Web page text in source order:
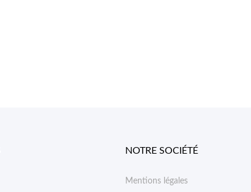
NOTRE SOCIÉTÉ
Mentions légales